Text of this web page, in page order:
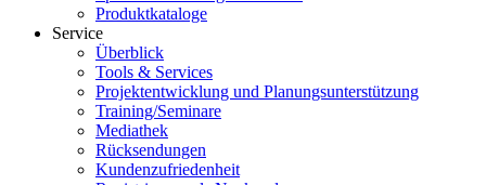
Produktkataloge
Service
Überblick
Tools & Services
Projektentwicklung und Planungsunterstützung
Training/Seminare
Mediathek
Rücksendungen
Kundenzufriedenheit